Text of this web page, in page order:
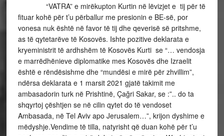
“VATRA” e mirëkupton Kurtin në lëvizjet e tij për të
fituar kohë për t’u përballur me presionin e BE-së, por
vonesa nuk është në favor të tij dhe qeverisë së pritshme,
as të qytetarëve të Kosovës. Ishte pozitive deklarata e
kryeministrit të ardhshëm të Kosovës Kurti se “… vendosja
e marrëdhënieve diplomatike mes Kosovës dhe Izraelit
është e rëndësishme dhe “mundësi e mirë për zhvillim”,
ndërsa deklarata e 1 marsit 2021 gjatë takimit me
ambasadorin turk në Prishtinë, Çağri Sakar, se :”.. do ta
shqyrtoj çështjen se në cilin qytet do të vendoset
Ambasada, në Tel Aviv apo Jerusalem…”, krijon dyshime e
mëdyshje.Vendime të tilla, natyrisht që duan kohë për t’u